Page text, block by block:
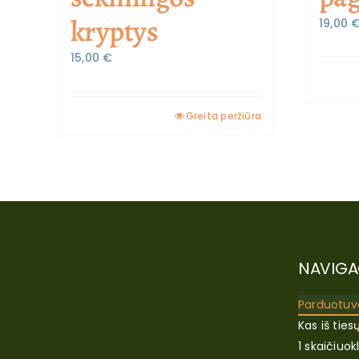
kryptys
15,00 €
Greita peržiūra
19,00
Kas iš
1